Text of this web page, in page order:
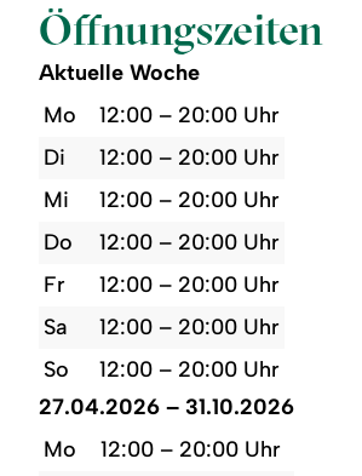
Öffnungszeiten
Aktuelle Woche
Mo
12:00 – 20:00 Uhr
Di
12:00 – 20:00 Uhr
Mi
12:00 – 20:00 Uhr
Do
12:00 – 20:00 Uhr
Fr
12:00 – 20:00 Uhr
Sa
12:00 – 20:00 Uhr
So
12:00 – 20:00 Uhr
27.04.2026 – 31.10.2026
Mo
12:00 – 20:00 Uhr